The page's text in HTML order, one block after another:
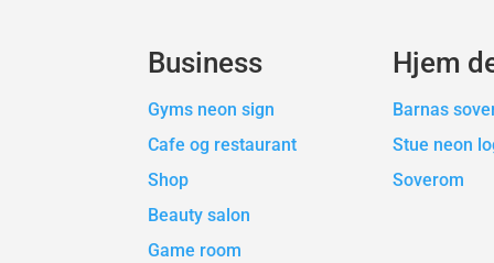
Business
Gyms neon sign
Cafe og restaurant
Shop
Beauty salon
Game room
Hjem
Barnas
Stue neon
Soverom